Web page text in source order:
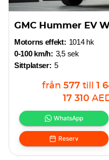
GMC Hummer EV
Motorns effekt: 1014 hk
0-100 km/h: 3,5 sek
Sittplatser: 5
från 577 till 1
17 310
WhatsApp
Reserv